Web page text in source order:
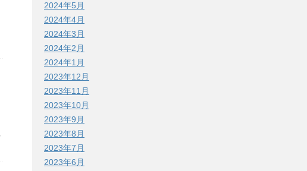
2024年5月
2024年4月
2024年3月
2024年2月
2024年1月
2023年12月
2023年11月
2023年10月
2023年9月
2023年8月
2023年7月
2023年6月